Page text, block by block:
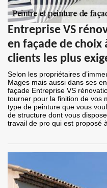
Entreprise VS
en façade de choix
clients les plus
Selon les propriétaires
Mages mais aussi dans ses
façade Entreprise VS
tourner pour la finition de vos
type de peinture que vous
de structure dont vous
travail de pro qui est proposé